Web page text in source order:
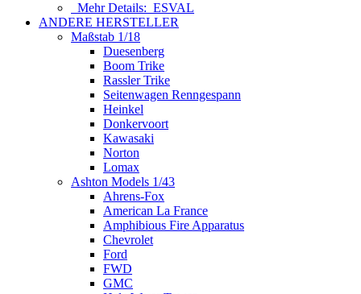
Mehr Details: ESVAL
ANDERE HERSTELLER
Maßstab 1/18
Duesenberg
Boom Trike
Rassler Trike
Seitenwagen Renngespann
Heinkel
Donkervoort
Kawasaki
Norton
Lomax
Ashton Models 1/43
Ahrens-Fox
American La France
Amphibious Fire Apparatus
Chevrolet
Ford
FWD
GMC